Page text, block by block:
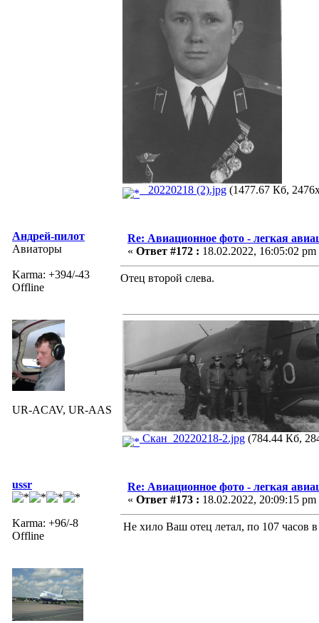
_20220218 (2).jpg (1477.67 Кб,
Андрей-пилот
Авиаторы
Karma: +394/-43
Offline
UR-ACAV, UR-AAS
Re: Авиационное фото - легкая
« Ответ #172 : 18.02.2022, 16:05:02 pm
Отец второй слева.
Скан_20220218-2.jpg (784.44 Кб,
ussr
Karma: +96/-8
Offline
Re: Авиационное фото - легкая
« Ответ #173 : 18.02.2022, 20:09:15 pm
Не хило Ваш отец летал, по 107 часов